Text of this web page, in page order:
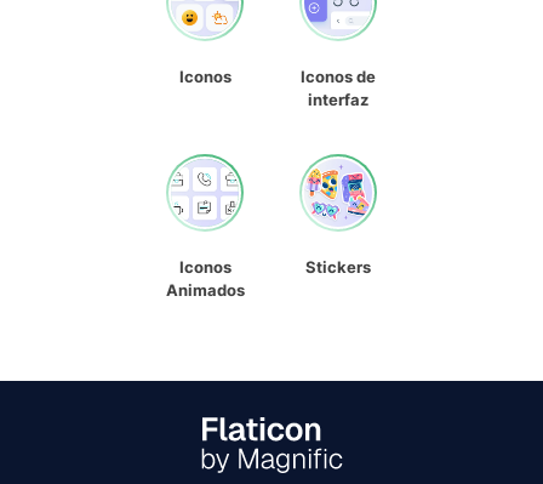
Iconos
Iconos de
interfaz
Iconos
Animados
Stickers